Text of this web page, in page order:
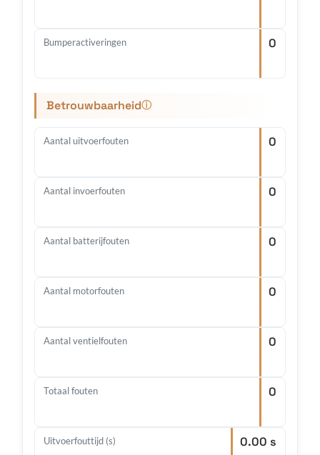
Bumperactiveringen 0
Betrouwbaarheidⓘ
Aantal uitvoerfouten 0
Aantal invoerfouten 0
Aantal batterijfouten 0
Aantal motorfouten 0
Aantal ventielfouten 0
Totaal fouten 0
Uitvoerfouttijd (s) 0.00 s